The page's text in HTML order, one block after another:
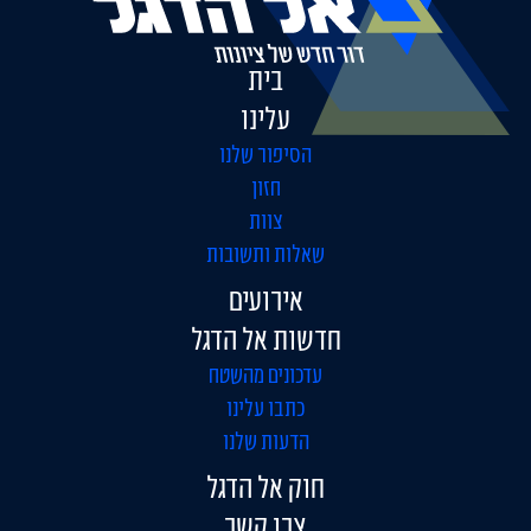
בית
עלינו
הסיפור שלנו
חזון
צוות
שאלות ותשובות
אירועים
חדשות אל הדגל
עדכונים מהשטח
כתבו עלינו
הדעות שלנו
חוק אל הדגל